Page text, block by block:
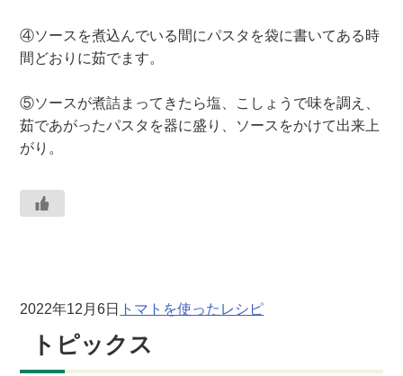
④ソースを煮込んでいる間にパスタを袋に書いてある時
間どおりに茹でます。
⑤ソースが煮詰まってきたら塩、こしょうで味を調え、
茹であがったパスタを器に盛り、ソースをかけて出来上
がり。
2022年12月6日 トマトを使ったレシピ
トピックス